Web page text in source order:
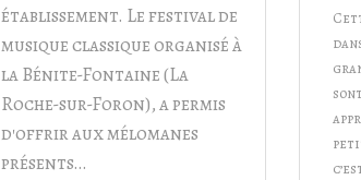
établissement. Le festival de
musique classique organisé à
la Bénite-Fontaine (La
Roche-sur-Foron), a permis
d'offrir aux mélomanes
présents…